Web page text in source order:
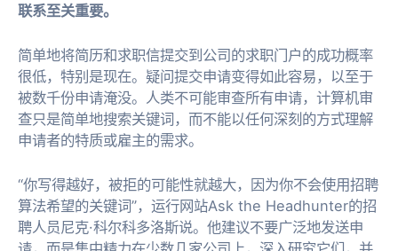
联系至关重要。
简单地将简历和求职信提交到公司的求职门户的成功概率
很低，特别是现在。疑问提交申请变得如此容易，以至于
被数千份申请淹没。人类不可能审查所有申请，计算机审
查只是简单地搜索关键词，而不能以任何深刻的方式理解
申请者的特质或雇主的需求。
“你写得越好，被拒的可能性就越大，因为你不会使用招聘
算法希望的关键词”，运行网站Ask the Headhunter的招
聘人员尼克·科尔科多洛斯说。他建议不要广泛地发送申